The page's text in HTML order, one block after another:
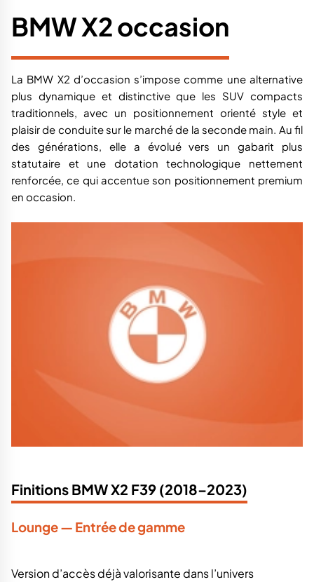
BMW X2 occasion
La BMW X2 d’occasion s’impose comme une alternative
plus dynamique et distinctive que les SUV compacts
traditionnels, avec un positionnement orienté style et
plaisir de conduite sur le marché de la seconde main. Au fil
des générations, elle a évolué vers un gabarit plus
statutaire et une dotation technologique nettement
renforcée, ce qui accentue son positionnement premium
en occasion.
Finitions BMW X2 F39 (2018–2023)
Lounge — Entrée de gamme
Version d’accès déjà valorisante dans l’univers